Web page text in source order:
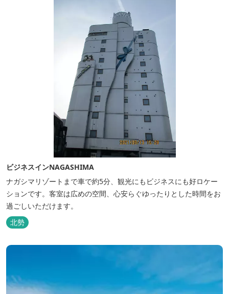
ビジネスインNAGASHIMA
ナガシマリゾートまで車で約5分、観光にもビジネスにも好ロケー
ションです。客室は広めの空間、心安らぐゆったりとした時間をお
過ごしいただけます。
北勢